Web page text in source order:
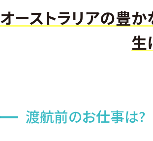
オーストラリアの豊
生
渡航前のお仕事は?